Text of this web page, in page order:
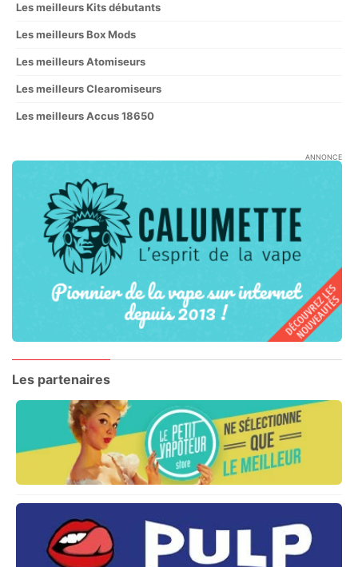
Les meilleurs Kits débutants
Les meilleurs Box Mods
Les meilleurs Atomiseurs
Les meilleurs Clearomiseurs
Les meilleurs Accus 18650
ANNONCE
Les partenaires